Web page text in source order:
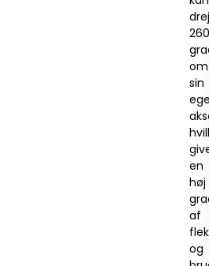
260
om
sin
en
høj
af
og